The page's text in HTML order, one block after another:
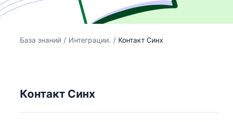
База знаний / Интеграции. / Контакт Синх
Контакт Синх